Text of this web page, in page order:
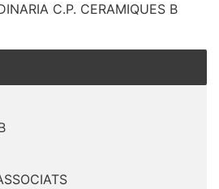
C.P. CERAMIQUES B